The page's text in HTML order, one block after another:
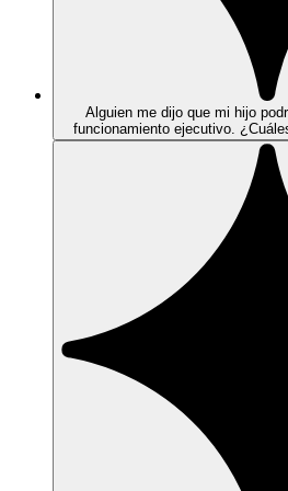
Alguien me dijo que mi hijo
funcionamiento ejecutivo.